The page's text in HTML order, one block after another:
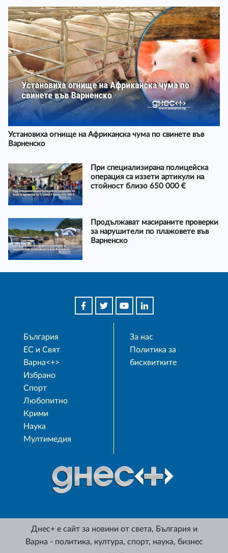
Установиха огнище на Африканска чума по свинете във
Варненско
При специализирана полицейска
операция са иззети артикули на
стойност близо 650 000 €
Продължават масираните проверки
за нарушители по плажовете във
Варненско
България
ЕС и Свят
Варна<+>
Избрано
Спорт
Любопитно
Крими
Наука
Мултимедия
За нас
Политика за
бисквитките
Днес+ е сайт за новини от света, България и
Варна - политика, култура, спорт, наука, бизнес